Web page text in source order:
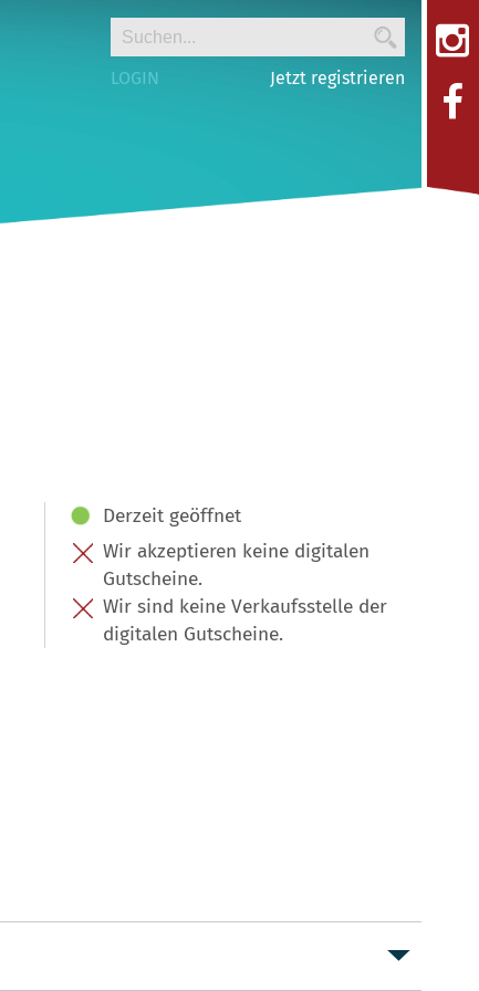
Jetzt registrieren
LOGIN
Derzeit geöffnet
Wir akzeptieren keine digitalen
Gutscheine.
Wir sind keine Verkaufsstelle der
digitalen Gutscheine.